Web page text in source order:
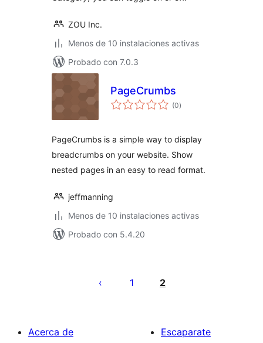
ZOU Inc.
Menos de 10 instalaciones activas
Probado con 7.0.3
PageCrumbs
(0total
de
)
PageCrumbs is a simple way to display
breadcrumbs on your website. Show
nested pages in an easy to read format.
jeffmanning
Menos de 10 instalaciones activas
Probado con 5.4.20
1 2
Acerca de
Escaparate